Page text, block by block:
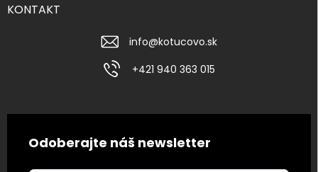
KONTAKT
info@kotucovo.sk
+421 940 363 015
Odoberajte náš newsletter